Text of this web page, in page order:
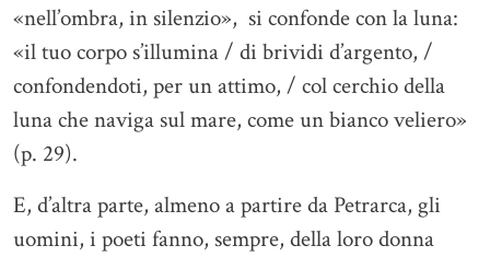
«nell’ombra, in silenzio», si confonde con la luna:
«il tuo corpo s’illumina / di brividi d’argento, /
confondendoti, per un attimo, / col cerchio della
luna che naviga sul mare, come un bianco veliero»
(p. 29).
E, d’altra parte, almeno a partire da Petrarca, gli
uomini, i poeti fanno, sempre, della loro donna